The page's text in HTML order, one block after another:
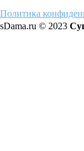
Политика
sDama.ru © 2023